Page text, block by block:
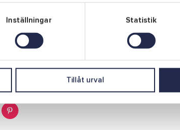
Inställningar Statistik
Tillåt urval